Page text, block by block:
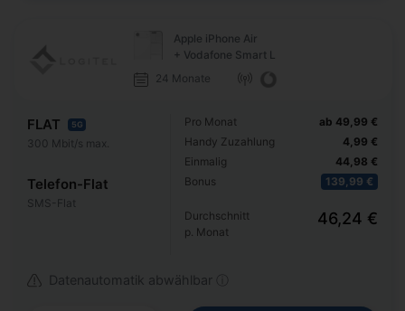
Apple iPhone Air
+ Vodafone Smart L
24 Monate
FLAT 5G
300 Mbit/s max.
Telefon-Flat
SMS-Flat
Pro Monat
Handy Zuzahlung
Einmalig
Bonus
ab 49,99 €
4,99 €
44,98 €
139,99 €
Durchschnitt
p. Monat
46,24 €
Datenautomatik abwählbar ⓘ